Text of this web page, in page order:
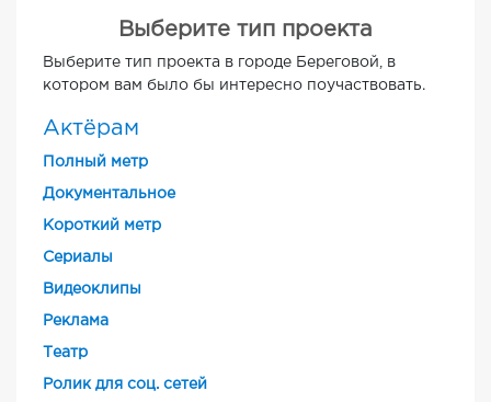
Выберите тип проекта
Выберите тип проекта в городе Береговой, в
котором вам было бы интересно поучаствовать.
Актёрам
Полный метр
Документальное
Короткий метр
Cериалы
Видеоклипы
Реклама
Театр
Ролик для соц. сетей